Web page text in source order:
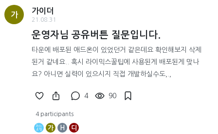
가
가이더
21.08.31
운영자님 공유버튼 질문입니다.
타운에 배포된 애드온이 있었던거 같은데요 확인해보지 삭제
된거 같네요.. 혹시 라이믹스꿀팁에 사용된게 배포된게 맞나
요? 아니면 실력이 있으시지 직접 개발하실수도,.,
4 90
4 participants
가 H 디